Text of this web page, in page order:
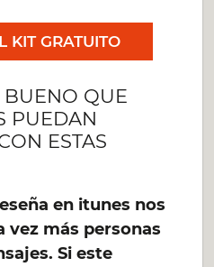
KIT GRATUITO
BUENO QUE
PUEDAN
ESTAS
en itunes nos
vez más personas
Si este